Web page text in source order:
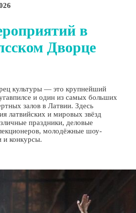
в
Дворце
культуры — это крупнейший
и один из самых больших
залов в Латвии. Здесь
латвийских и мировых звёзд
праздники, деловые
молодёжные шоу-
и конкурсы.